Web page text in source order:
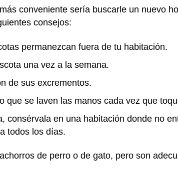
conveniente sería buscarle un nuevo
consejos:
permanezcan fuera de tu habitación.
una vez a la semana.
de sus excrementos.
que se laven las manos cada vez que
consérvala en una habitación donde no
todos los días.
de perro o de gato, pero son